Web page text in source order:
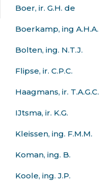
Boer, ir. G.H. de
Boerkamp, ing A.H.A.
Bolten, ing. N.T.J.
Flipse, ir. C.P.C.
Haagmans, ir. T.A.G.C.
IJtsma, ir. K.G.
Kleissen, ing. F.M.M.
Koman, ing. B.
Koole, ing. J.P.